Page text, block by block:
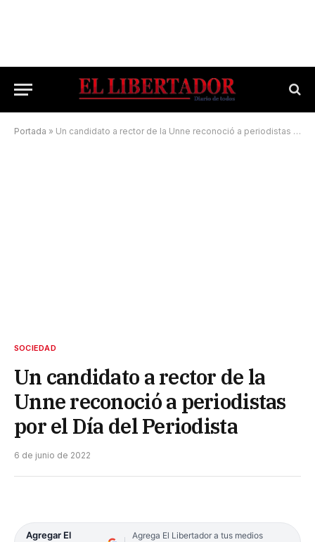
Portada » Un candidato a rector de la Unne reconoció a periodistas por el Día del Periodista
SOCIEDAD
Un candidato a rector de la
Unne reconoció a periodistas
por el Día del Periodista
6 de junio de 2022
Agregar El
Agrega El Libertador a tus medios